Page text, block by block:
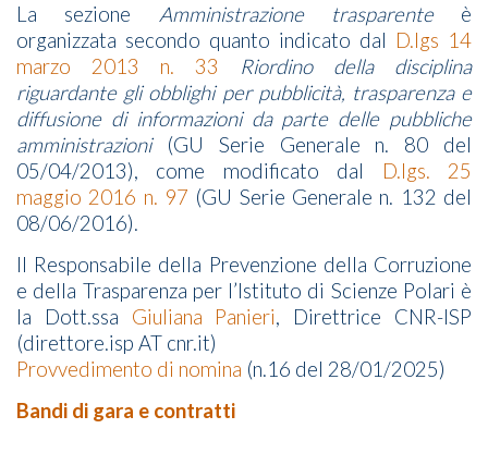
La sezione Amministrazione trasparenteè
organizzata secondo quanto indicato dal D.lgs 14
marzo 2013 n. 33
Riordino della disciplina
riguardante gli obblighi per pubblicità, trasparenza e
diffusione di informazioni da parte delle pubbliche
amministrazioni(GU Serie Generale n. 80 del
05/04/2013), come modificato dal
D.lgs. 25
maggio 2016 n. 97 (GU Serie Generale n. 132 del
08/06/2016).
Il Responsabile della Prevenzione della Corruzione
e della Trasparenza per l’Istituto di Scienze Polari è
la Dott.ssa Giuliana Panieri, Direttrice CNR-ISP
(direttore.isp AT cnr.it)
Provvedimento di nomina (n.16 del 28/01/2025)
Bandi di gara e contratti